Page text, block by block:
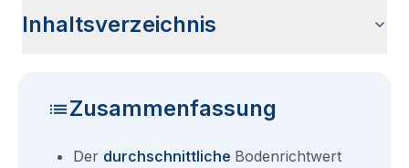
Inhaltsverzeichnis
Zusammenfassung
Der durchschnittliche Bodenrichtwert